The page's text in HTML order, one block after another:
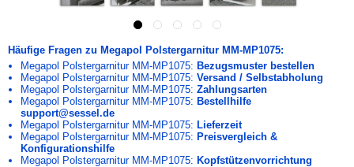
Häufige Fragen zu Megapol Polstergarnitur MM-MP1075:
Megapol Polstergarnitur MM-MP1075: Bezugsmuster bestellen
Megapol Polstergarnitur MM-MP1075: Versand / Selbstabholung
Megapol Polstergarnitur MM-MP1075: Zahlungsarten
Megapol Polstergarnitur MM-MP1075: Bestellhilfe
support@sessel.de
Megapol Polstergarnitur MM-MP1075: Lieferzeit
Megapol Polstergarnitur MM-MP1075: Preisvergleich &
Konfigurationshilfe
Megapol Polstergarnitur MM-MP1075: Kopfstützenvorrichtung